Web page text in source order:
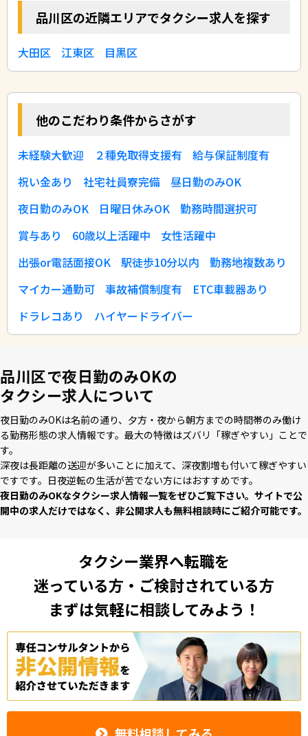
品川区の近隣エリアでタクシー求人を探す
大田区 江東区 目黒区
他のこだわり条件からさがす
未経験大歓迎 ２種免取得支援有
給与保証制度有
祝い金あり
社宅社員寮完備
昼日勤のみOK
夜日勤のみOK
日曜日休みOK
勤務時間選択可
賞与あり
60歳以上活躍中
女性活躍中
出張or電話面接OK
駅徒歩10分以内
勤務地複数あり
マイカー通勤可
事故補償制度有
ETC車載器あり
ドラレコあり
ハイヤードライバー
品川区で夜日勤のみOKの
タクシー求人について
夜⽇勤のみOKは名前の通り、⼣⽅・夜から朝⽅までの時間帯のみ働け
る勤務形態の求⼈情報です。最⼤の特徴はズバリ「稼ぎやすい」ことで
す。
深夜は⻑距離の送迎が多いことに加えて、深夜割増も付いて稼ぎやすい
ですです。⽇夜逆転の⽣活が苦でない⽅にはおすすめです。
夜⽇勤のみOKなタクシー求⼈情報⼀覧をぜひご覧下さい。サイトで公
開中の求⼈だけではなく、⾮公開求⼈も無料相談時にご紹介可能です。
タクシー業界へ転職を
迷っている方・ご検討されている方
まずは気軽に相談してみよう！